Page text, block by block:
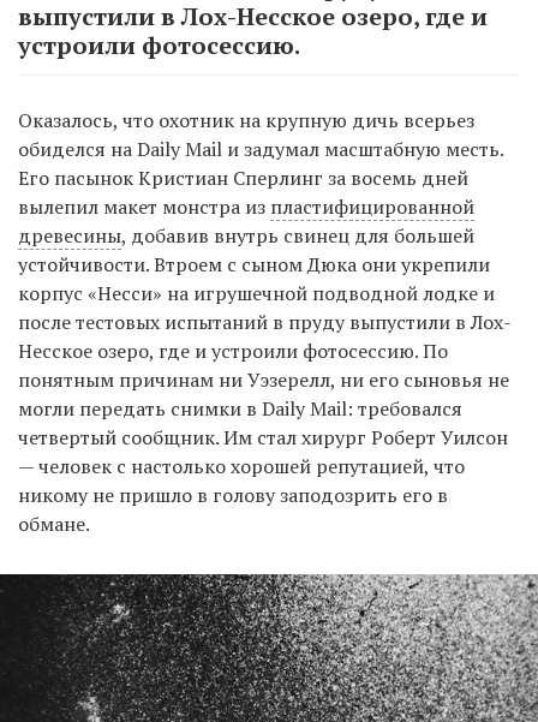
выпустили в Лох-Несское озеро, где и
устроили фотосессию.
Оказалось, что охотник на крупную дичь всерьез
обиделся на Daily Mail и задумал масштабную месть.
Его пасынок Кристиан Сперлинг за восемь дней
вылепил макет монстра из пластифицированной
древесины, добавив внутрь свинец для большей
устойчивости. Втроем с сыном Дюка они укрепили
корпус «Несси» на игрушечной подводной лодке и
после тестовых испытаний в пруду выпустили в Лох-
Несское озеро, где и устроили фотосессию. По
понятным причинам ни Уэзерелл, ни его сыновья не
могли передать снимки в Daily Mail: требовался
четвертый сообщник. Им стал хирург Роберт Уилсон
— человек с настолько хорошей репутацией, что
никому не пришло в голову заподозрить его в
обмане.